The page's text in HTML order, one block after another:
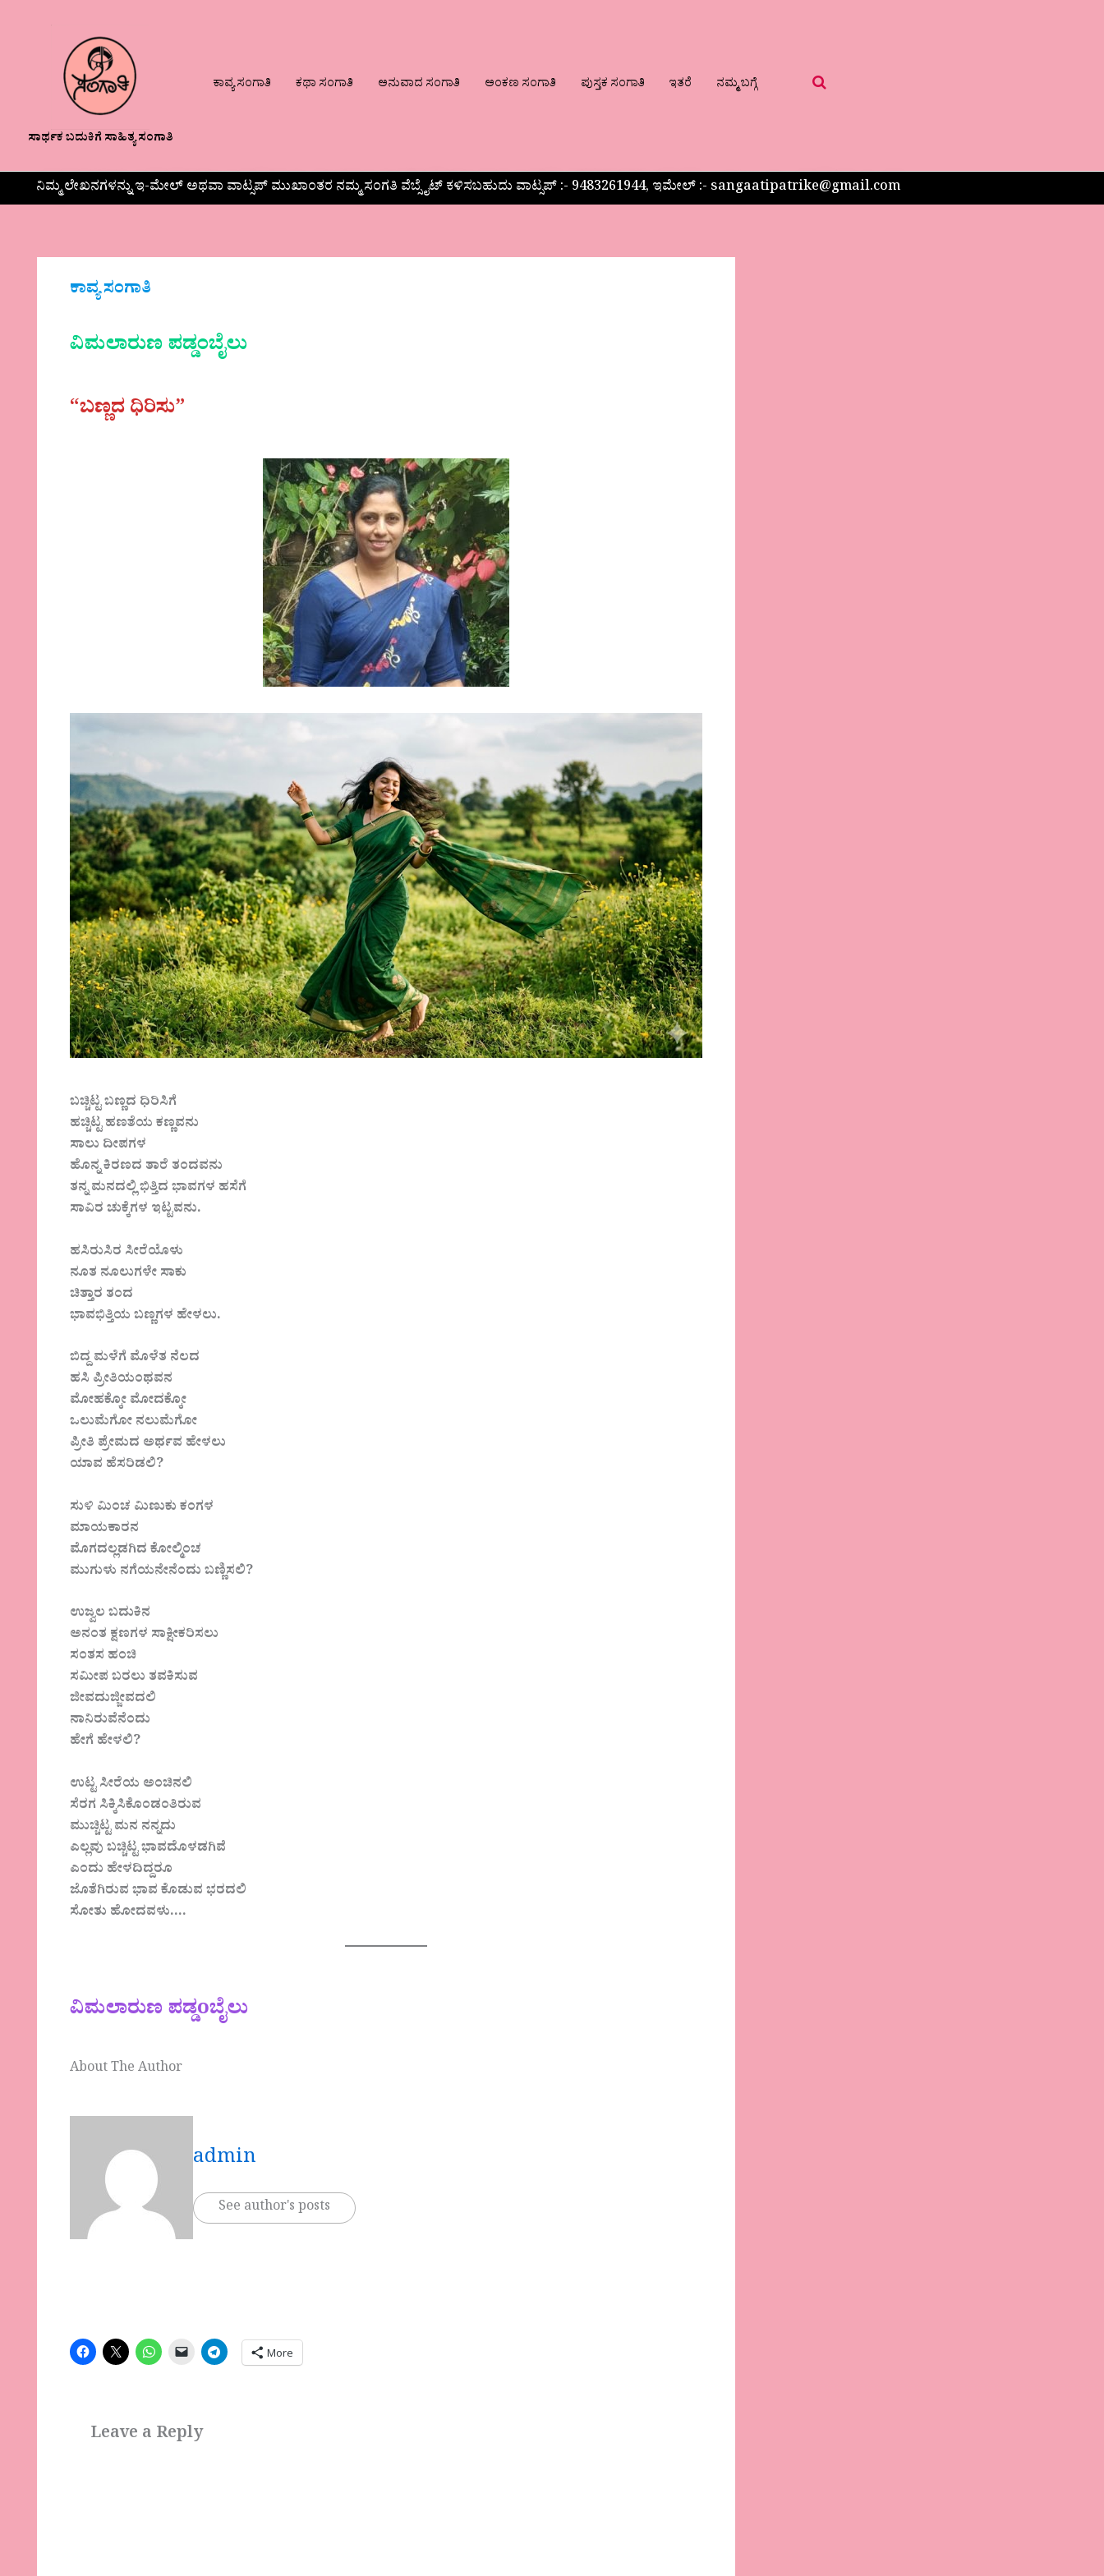
ಸಾರ್ಥಕ ಬದುಕಿಗೆ ಸಾಹಿತ್ಯ ಸಂಗಾತಿ
ಕಾವ್ಯ ಸಂಗಾತಿ ಕಥಾ ಸಂಗಾತಿ ಅನುವಾದ ಸಂಗಾತಿ ಅಂಕಣ ಸಂಗಾತಿ ಪುಸ್ತಕ ಸಂಗಾತಿ ಇತರೆ ನಮ್ಮ ಬಗ್ಗೆ
ನಿಮ್ಮ ಲೇಖನಗಳನ್ನು ಇ-ಮೇಲ್ ಅಥವಾ ವಾಟ್ಸಪ್ ಮುಖಾಂತರ ನಮ್ಮ ಸಂಗತಿ ವೆಬ್ಸೈಟ್ ಕಳಿಸಬಹುದು ವಾಟ್ಸಪ್‌ :- 9483261944, ಇಮೇಲ್ :- sangaatipatrike@gmail.com
ಕಾವ್ಯ ಸಂಗಾತಿ
ವಿಮಲಾರುಣ ಪಡ್ಡಂಬೈಲು
“ಬಣ್ಣದ ಧಿರಿಸು”
ಬಚ್ಚಿಟ್ಟ ಬಣ್ಣದ ಧಿರಿಸಿಗೆ
ಹಚ್ಚಿಟ್ಟ ಹಣತೆಯ ಕಣ್ಣವನು
ಸಾಲು ದೀಪಗಳ
ಹೊನ್ನ ಕಿರಣದ ತಾರೆ ತಂದವನು
ತನ್ನ ಮನದಲ್ಲಿ ಭಿತ್ತಿದ ಭಾವಗಳ ಹಸೆಗೆ
ಸಾವಿರ ಚುಕ್ಕೆಗಳ ಇಟ್ಟವನು.
ಹಸಿರುಸಿರ ಸೀರೆಯೊಳು
ನೂತ ನೂಲುಗಳೇ ಸಾಕು
ಚಿತ್ತಾರ ತಂದ
ಭಾವಭಿತ್ತಿಯ ಬಣ್ಣಗಳ ಹೇಳಲು.
ಬಿದ್ದ ಮಳೆಗೆ ಮೊಳೆತ‌ ನೆಲದ
ಹಸಿ ಪ್ರೀತಿಯಂಥವನ
ಮೋಹಕ್ಕೋ ಮೋದಕ್ಕೋ
ಒಲುಮೆಗೋ ನಲುಮೆಗೋ
ಪ್ರೀತಿ ಪ್ರೇಮದ ಅರ್ಥವ ಹೇಳಲು
ಯಾವ ಹೆಸರಿಡಲಿ?
ಸುಳಿ ಮಿಂಚ ಮಿಣುಕು ಕಂಗಳ
ಮಾಯಕಾರನ
ಮೊಗದಲ್ಲಡಗಿದ ಕೋಲ್ಮಿಂಚ
ಮುಗುಳು ನಗೆಯನೇನೆಂದು ಬಣ್ಣಿಸಲಿ?
ಉಜ್ವಲ ಬದುಕಿನ
ಅನಂತ ಕ್ಷಣಗಳ ಸಾಕ್ಷೀಕರಿಸಲು
ಸಂತಸ ಹಂಚಿ
ಸಮೀಪ ಬರಲು ತವಕಿಸುವ
ಜೀವದುಜ್ಜೀವದಲಿ
ನಾನಿರುವೆನೆಂದು
ಹೇಗೆ ಹೇಳಲಿ?
ಉಟ್ಟ ಸೀರೆಯ‌ ಅಂಚಿನಲಿ
ಸೆರಗ‌ ಸಿಕ್ಕಿಸಿಕೊಂಡಂತಿರುವ
ಮುಚ್ಚಿಟ್ಟ ಮನ ನನ್ನದು
ಎಲ್ಲವು ಬಚ್ಚಿಟ್ಟ ಭಾವದೊಳಡಗಿವೆ
ಎಂದು ಹೇಳದಿದ್ದರೂ
ಜೊತೆಗಿರುವ ಭಾವ ಕೊಡುವ ಭರದಲಿ
ಸೋತು ಹೋದವಳು….
ವಿಮಲಾರುಣ ಪಡ್ಡoಬೈಲು
About The Author
admin
See author's posts
More
Leave a Reply